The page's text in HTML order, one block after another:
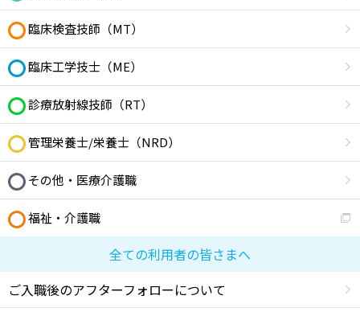
臨床検査技師（MT）
臨床工学技士（ME）
診療放射線技師（RT）
管理栄養士/栄養士（NRD）
その他・医療介護職
福祉・介護職
全ての利用者の皆さまへ
ご入職後のアフターフォローについて